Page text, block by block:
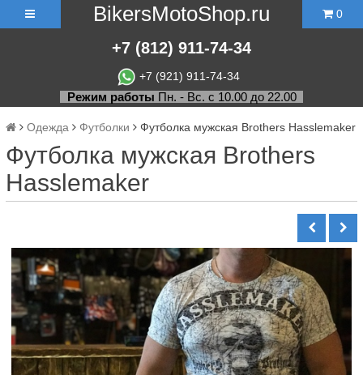
BikersMotoShop.ru
+7 (812) 911-74-34
+7 (921) 911-74-34
0
Режим работы Пн. - Вс. с 10.00 до 22.00
Одежда Футболки Футболка мужская Brothers Hasslemaker
Футболка мужская Brothers
Hasslemaker